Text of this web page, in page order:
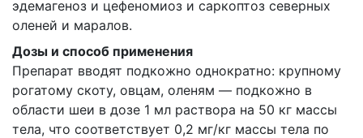
эдемагеноз и цефеномиоз и саркоптоз северных
оленей и маралов.
Дозы и способ применения
Препарат вводят подкожно однократно: крупному
рогатому скоту, овцам, оленям — подкожно в
области шеи в дозе 1 мл раствора на 50 кг массы
тела, что соответствует 0,2 мг/кг массы тела по